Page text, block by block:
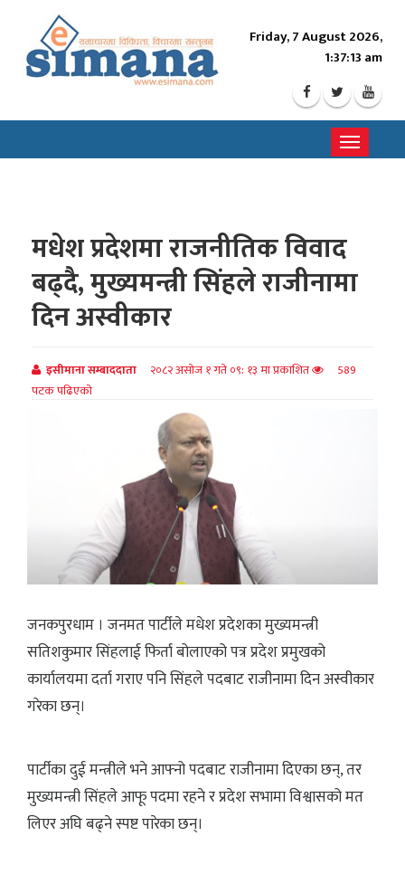
Friday, 7 August 2026,
1:37:15 am
Toggle
मधेश प्रदेशमा राजनीतिक विवाद
बढ्दै, मुख्यमन्त्री सिंहले राजीनामा
दिन अस्वीकार
इसीमाना सम्बाददाता २०८२ असोज १ गते ०९: १३ मा प्रकाशित
589
पटक पढिएको
जनकपुरधाम । जनमत पार्टीले मधेश प्रदेशका मुख्यमन्त्री
सतिशकुमार सिंहलाई फिर्ता बोलाएको पत्र प्रदेश प्रमुखको
कार्यालयमा दर्ता गराए पनि सिंहले पदबाट राजीनामा दिन अस्वीकार
गरेका छन्।
पार्टीका दुई मन्त्रीले भने आफ्नो पदबाट राजीनामा दिएका छन्, तर
मुख्यमन्त्री सिंहले आफू पदमा रहने र प्रदेश सभामा विश्वासको मत
लिएर अघि बढ्ने स्पष्ट पारेका छन्।